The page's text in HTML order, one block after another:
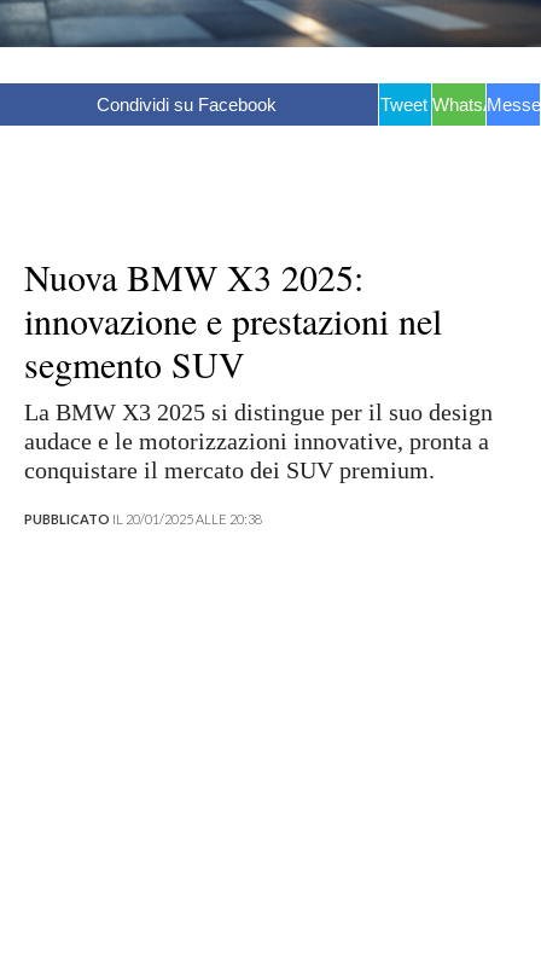
Condividi su Facebook Tweet WhatsApp
Nuova BMW X3 2025:
innovazione e prestazioni nel
segmento SUV
La BMW X3 2025 si distingue per il suo design
audace e le motorizzazioni innovative, pronta a
conquistare il mercato dei SUV premium.
PUBBLICATO IL 20/01/2025 ALLE 20:38